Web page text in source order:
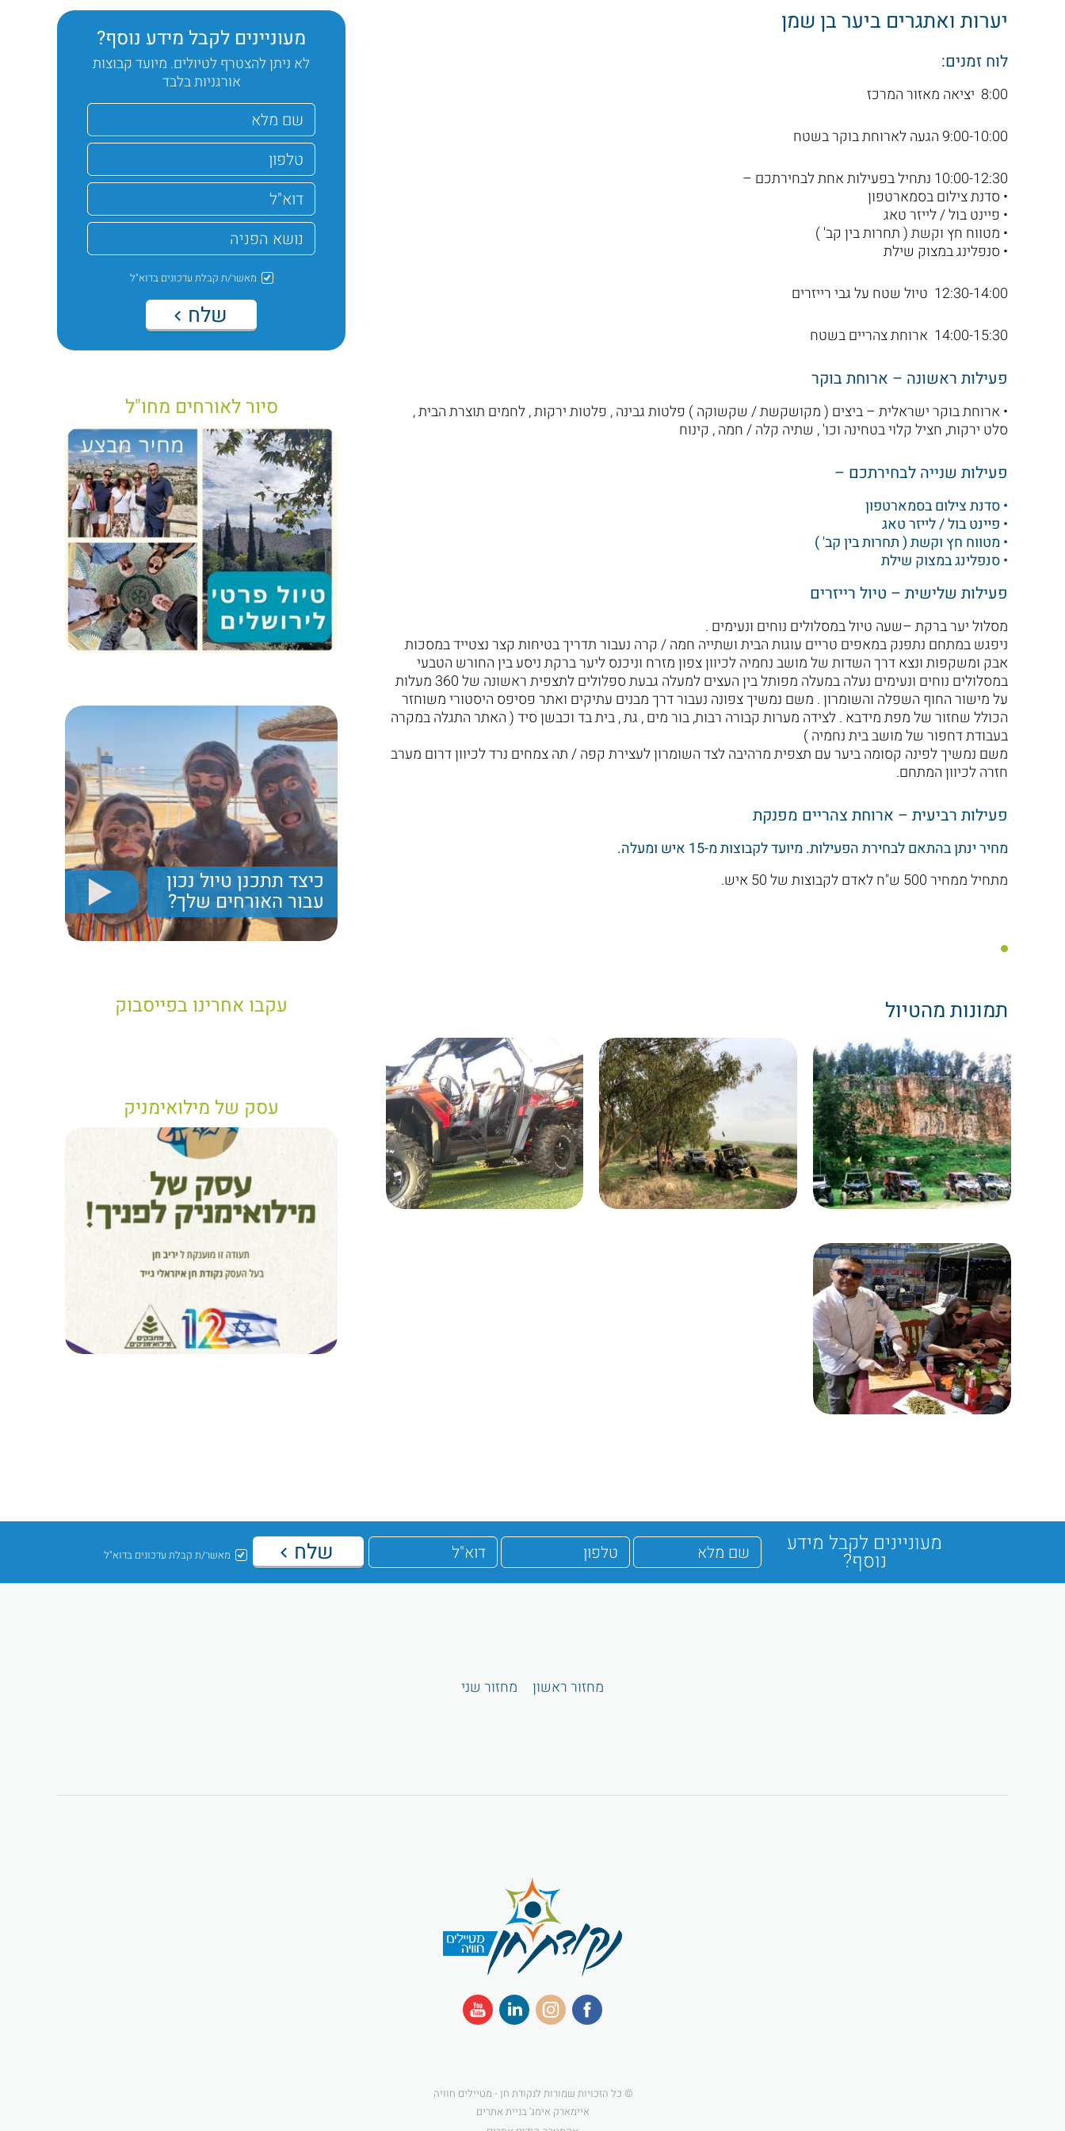
יערות ואתגרים ביער בן שמן
לוח זמנים:
8:00 יציאה מאזור המרכז
9:00-10:00 הגעה לארוחת בוקר בשטח
10:00-12:30 נתחיל בפעילות אחת לבחירתכם –
• סדנת צילום בסמארטפון
• פיינט בול / לייזר טאג
• מטווח חץ וקשת ( תחרות בין קב' )
• סנפלינג במצוק שילת
12:30-14:00 טיול שטח על גבי רייזרים
14:00-15:30 ארוחת צהריים בשטח
פעילות ראשונה – ארוחת בוקר
• ארוחת בוקר ישראלית – ביצים ( מקושקשת / שקשוקה ) פלטות גבינה , פלטות ירקות , לחמים תוצרת הבית ,
סלט ירקות, חציל קלוי בטחינה וכו' , שתיה קלה / חמה , קינוח
פעילות שנייה לבחירתכם –
• סדנת צילום בסמארטפון
• פיינט בול / לייזר טאג
• מטווח חץ וקשת ( תחרות בין קב' )
• סנפלינג במצוק שילת
פעילות שלישית – טיול רייזרים
מסלול יער ברקת –שעה טיול במסלולים נוחים ונעימים .
ניפגש במתחם נתפנק במאפים טריים עוגות הבית ושתייה חמה / קרה נעבור תדריך בטיחות קצר נצטייד במסכות
אבק ומשקפות ונצא דרך השדות של מושב נחמיה לכיוון צפון מזרח וניכנס ליער ברקת ניסע בין החורש הטבעי
במסלולים נוחים ונעימים נעלה במעלה מפותל בין העצים למעלה גבעת ספלולים לתצפית ראשונה של 360 מעלות
על מישור החוף השפלה והשומרון . משם נמשיך צפונה נעבור דרך מבנים עתיקים ואתר פסיפס היסטורי משוחזר
הכולל שחזור של מפת מידבא . לצידה מערות קבורה רבות, בור מים , גת , בית בד וכבשן סיד ( האתר התגלה במקרה
בעבודת דחפור של מושב בית נחמיה )
משם נמשיך לפינה קסומה ביער עם תצפית מרהיבה לצד השומרון לעצירת קפה / תה צמחים נרד לכיוון דרום מערב
חזרה לכיוון המתחם.
פעילות רביעית – ארוחת צהריים מפנקת
מחיר ינתן בהתאם לבחירת הפעילות. מיועד לקבוצות מ-15 איש ומעלה.
מתחיל ממחיר 500 ש"ח לאדם לקבוצות של 50 איש.
תמונות מהטיול
מעוניינים לקבל מידע נוסף?
לא ניתן להצטרף לטיולים. מיועד קבוצות
אורגניות בלבד
מאשר/ת קבלת עדכונים בדוא"ל
שלח
סיור לאורחים מחו"ל
כיצד תתכנן טיול נכון
עבור האורחים שלך?
יריב חן, מציג את הקווים המנחים לבניית טיול נכון עבור
תיירים בישראל
עקבו אחרינו בפייסבוק
עסק של מילואימניק
מעוניינים לקבל מידע
נוסף? מאשר/ת קבלת עדכונים בדוא"ל שלח
מחזור ראשון מחזור שני
© כל הזכויות שמורות לנקודת חן - מטיילים חוויה
איימארק אימג' בניית אתרים